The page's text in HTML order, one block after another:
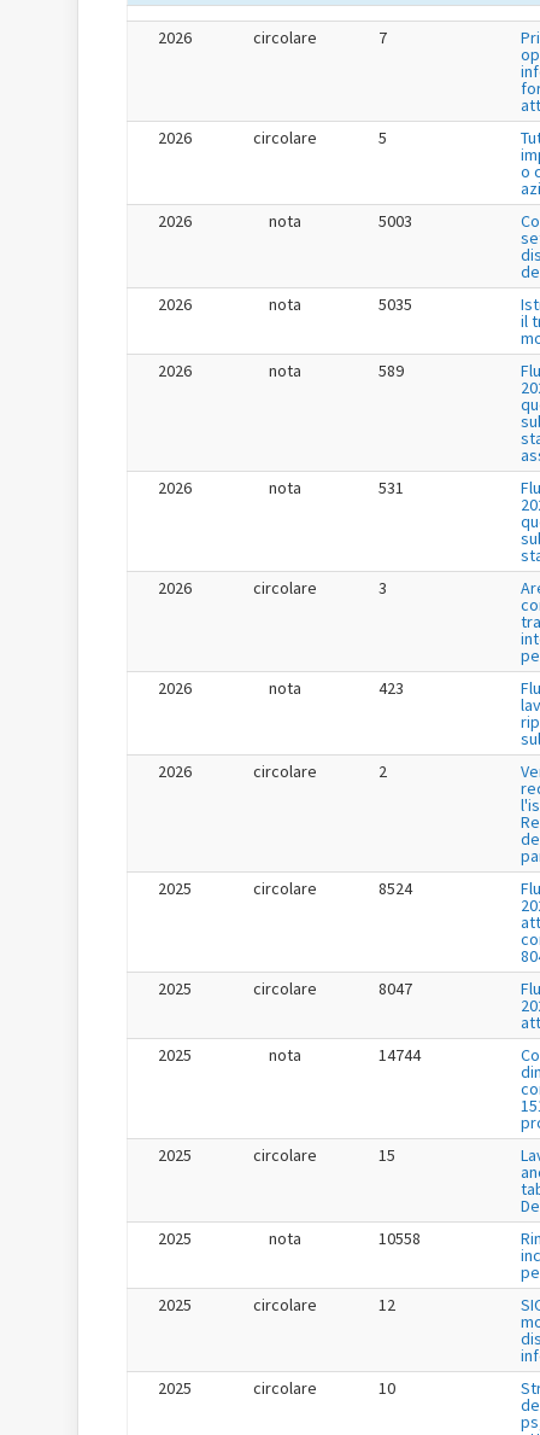
2026 circolare 7
2026
circolare 5
o
2026
nota 5003
2026
nota 5035
il
2026
nota 589
2026
nota 531
2026
circolare 3
2026
nota 423
2026
circolare 2
2025
circolare 8524
2025
circolare 8047
2025
nota 14744
2025
circolare 15
2025
nota 10558
2025
circolare 12
2025
circolare 10